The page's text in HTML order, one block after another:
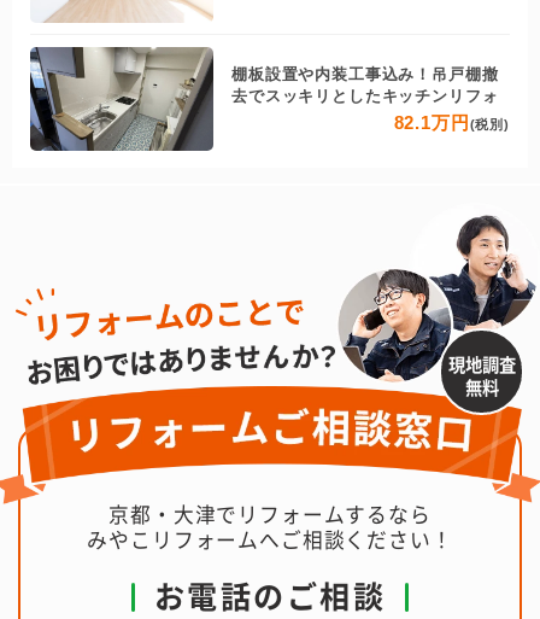
棚板設置や内装工事込み！吊戸棚撤
去でスッキリとしたキッチンリフォ
82.1万円 (税別)
現地調査
無料
京都・大津でリフォームするなら
みやこリフォームへご相談ください！
お電話のご相談